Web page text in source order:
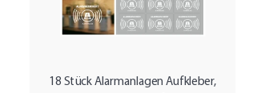
18 Stück Alarmanlagen Aufkleber,